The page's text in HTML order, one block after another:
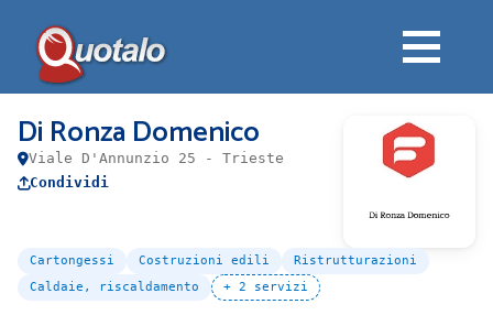
Di Ronza Domenico
Viale D'Annunzio 25 - Trieste
Condividi
Cartongessi Costruzioni edili
Ristrutturazioni
Caldaie, riscaldamento
+ 2 servizi